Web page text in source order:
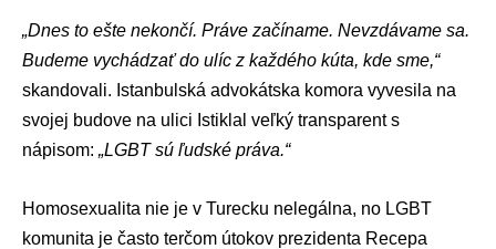
„Dnes to ešte nekončí. Práve začíname. Nevzdávame sa.
Budeme vychádzať do ulíc z každého kúta, kde sme,“
skandovali. Istanbulská advokátska komora vyvesila na
svojej budove na ulici Istiklal veľký transparent s
nápisom: „LGBT sú ľudské práva.“
Homosexualita nie je v Turecku nelegálna, no LGBT
komunita je často terčom útokov prezidenta Recepa